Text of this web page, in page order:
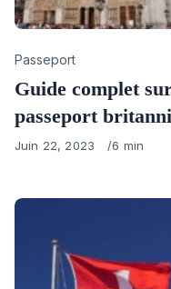
Category
Passeport
Guide complet
passeport
Published
Juin 22, 2023 6 min